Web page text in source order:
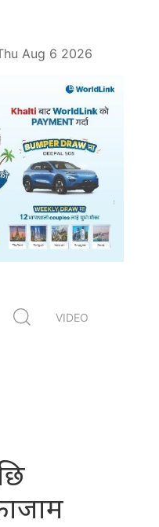
| Thu Aug 6 2026
VIDEO